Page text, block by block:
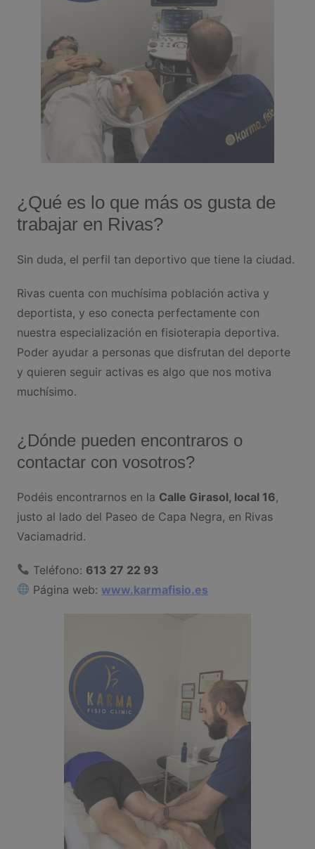
¿Qué es lo que más os gusta de
trabajar en Rivas?
Sin duda, el perfil tan deportivo que tiene la ciudad.
Rivas cuenta con muchísima población activa y
deportista, y eso conecta perfectamente con
nuestra especialización en fisioterapia deportiva.
Poder ayudar a personas que disfrutan del deporte
y quieren seguir activas es algo que nos motiva
muchísimo.
¿Dónde pueden encontraros o
contactar con vosotros?
Podéis encontrarnos en la Calle Girasol, local 16,
justo al lado del Paseo de Capa Negra, en Rivas
Vaciamadrid.
Teléfono: 613 27 22 93
Página web: www.karmafisio.es